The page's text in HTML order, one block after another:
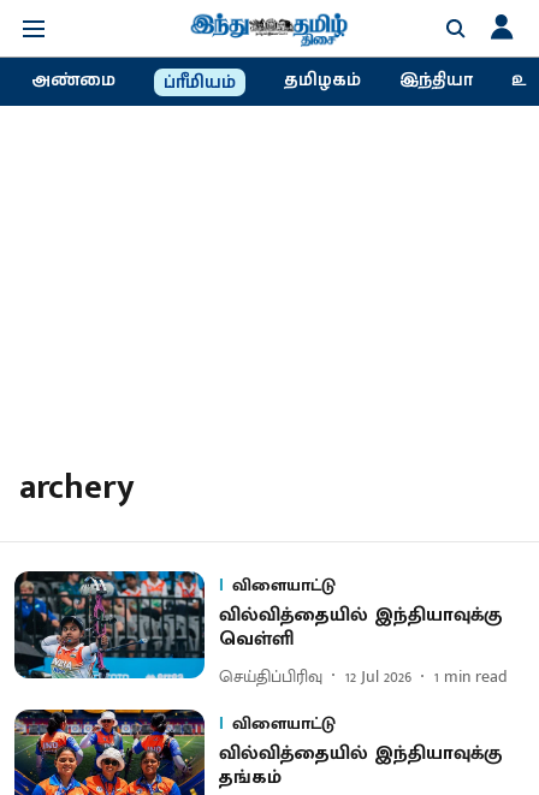
அண்மை ப்ரீமியம் தமிழகம் இந்தியா
archery
விளையாட்டு
வில்வித்தையில் இந்தியாவுக்கு
வெள்ளி
செய்திப்பிரிவு 12 Jul 2026 1 min read
விளையாட்டு
வில்வித்தையில் இந்தியாவுக்கு
தங்கம்